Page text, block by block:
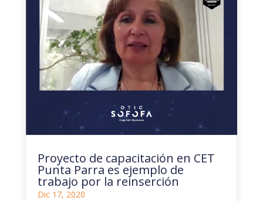
Proyecto de capacitación en CET
Punta Parra es ejemplo de
trabajo por la reinserción
Dic 17, 2020